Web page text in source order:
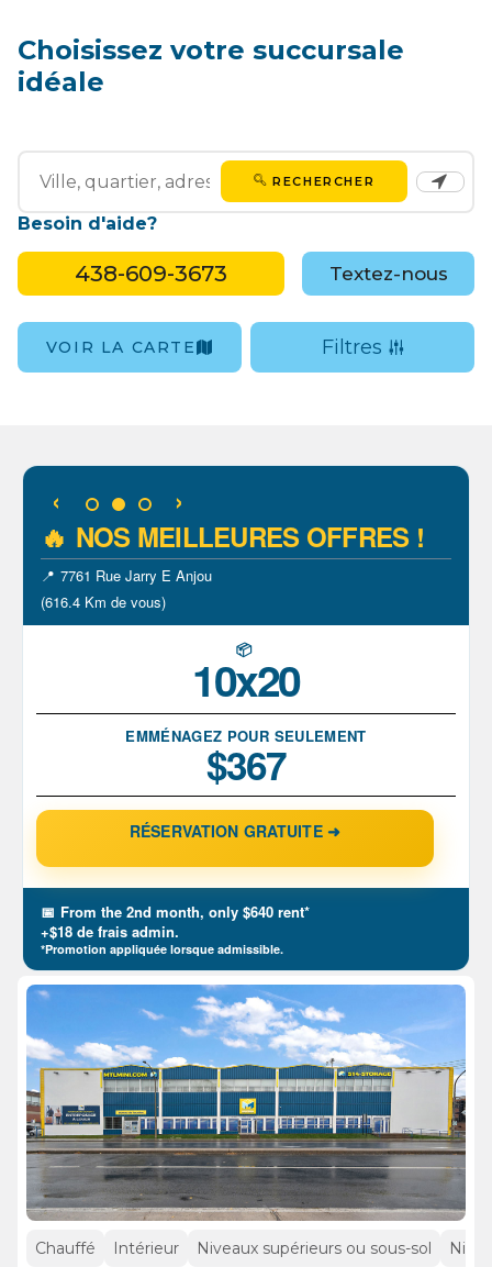
Choisissez votre succursale
idéale
RECHERCHER
Besoin d'aide?
438-609-3673 Textez-nous
VOIR LA CARTE Filtres
🔥 NOS MEILLEURES OFFRES !
📍 7761 Rue Jarry E Anjou
(616.4 Km de vous)
📦
10x20
EMMÉNAGEZ POUR SEULEMENT
$367
RÉSERVATION GRATUITE ➜
📅 From the 2nd month, only $640 rent*
+$18 de frais admin.
*Promotion appliquée lorsque admissible.
Chauffé Intérieur Niveaux supérieurs ou sous-sol